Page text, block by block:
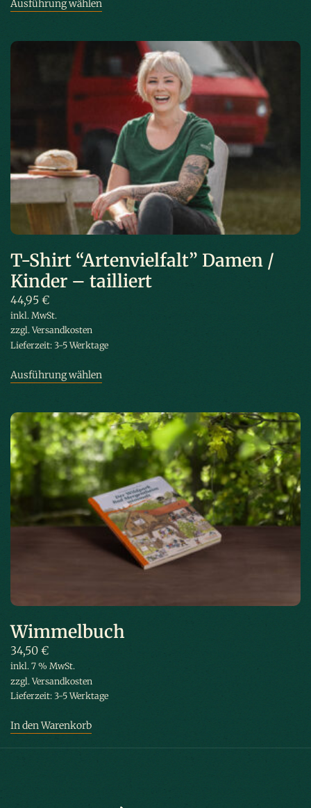
Ausführung wählen
T-Shirt “Artenvielfalt” Damen /
Kinder – tailliert
44,95 €
inkl. MwSt.
zzgl. Versandkosten
Lieferzeit: 3-5 Werktage
Ausführung wählen
Wimmelbuch
34,50 €
inkl. 7 % MwSt.
zzgl. Versandkosten
Lieferzeit: 3-5 Werktage
In den Warenkorb